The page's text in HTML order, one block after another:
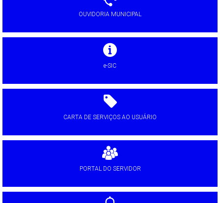
OUVIDORIA MUNICIPAL
e-SIC
CARTA DE SERVIÇOS AO USUÁRIO
PORTAL DO SERVIDOR